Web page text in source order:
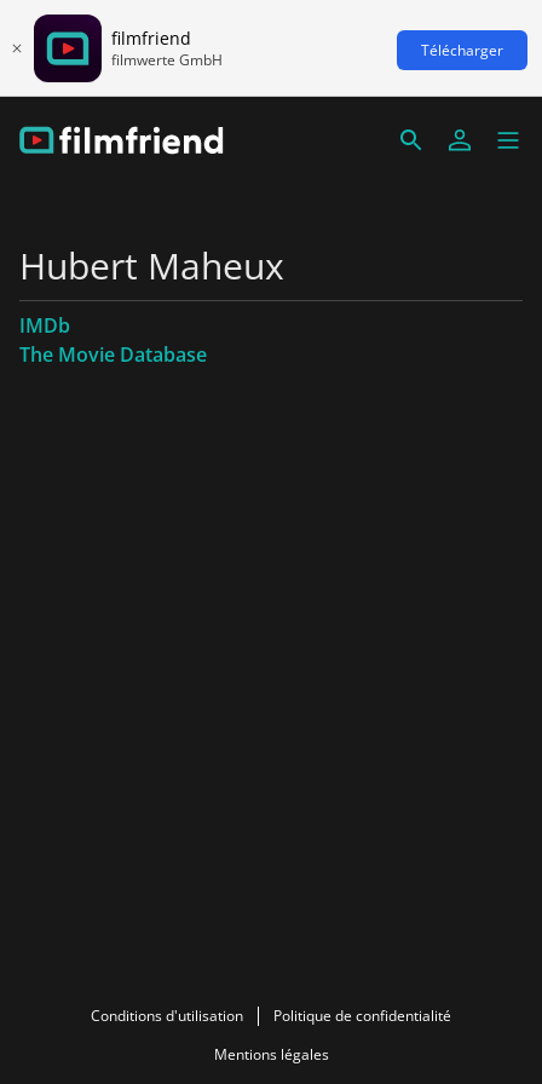
filmfriend
filmwerte GmbH Télécharger
Hubert Maheux
IMDb
The Movie Database
Conditions d'utilisation
Politique de confidentialité
Mentions légales